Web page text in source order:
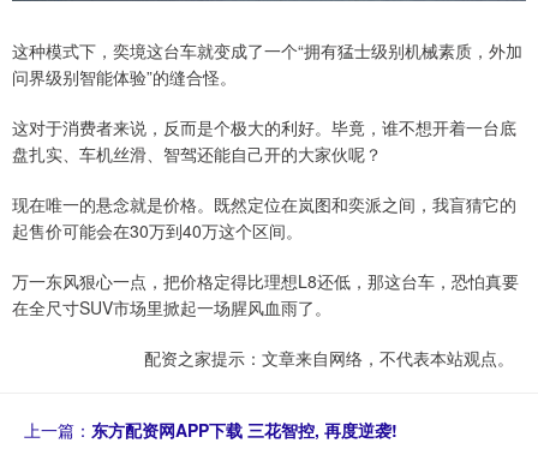
这种模式下，奕境这台车就变成了一个“拥有猛士级别机械素质，外加
问界级别智能体验”的缝合怪。
这对于消费者来说，反而是个极大的利好。毕竟，谁不想开着一台底
盘扎实、车机丝滑、智驾还能自己开的大家伙呢？
现在唯一的悬念就是价格。既然定位在岚图和奕派之间，我盲猜它的
起售价可能会在30万到40万这个区间。
万一东风狠心一点，把价格定得比理想L8还低，那这台车，恐怕真要
在全尺寸SUV市场里掀起一场腥风血雨了。
配资之家提示：文章来自网络，不代表本站观点。
上一篇： 东方配资网APP下载 三花智控, 再度逆袭!